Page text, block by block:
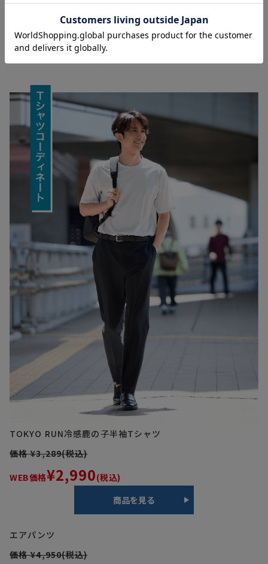
トップスは夏の快適さと清潔感を支える重要なアイ
テムです。Tシャツやポロシャツなら、汗ばむ季節
も軽やかな着心地に。涼しく快適に過ごしながらも
TOKYO RUN冷感鹿の子半袖Tシャツ
価格 ¥3,289(税込)
WEB価格¥2,990(税込)
商品を見る
エアパンツ
価格 ¥4,950(税込)